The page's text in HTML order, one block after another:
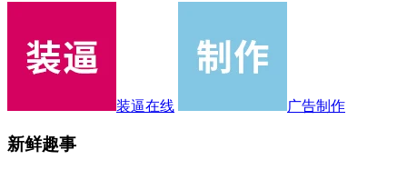
装逼在线 广告制作
新鲜趣事